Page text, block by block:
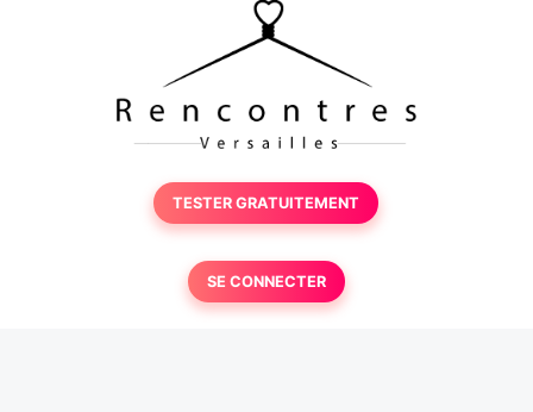
TESTER GRATUITEMENT
SE CONNECTER